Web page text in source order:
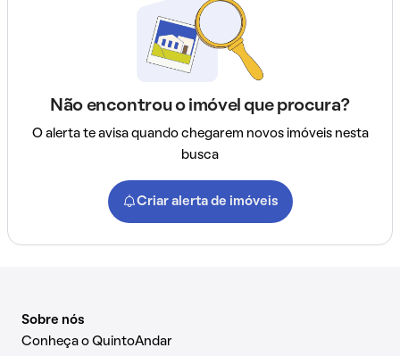
Não encontrou o imóvel que procura?
O alerta te avisa quando chegarem novos imóveis nesta
busca
Criar alerta de imóveis
Sobre nós
Conheça o QuintoAndar